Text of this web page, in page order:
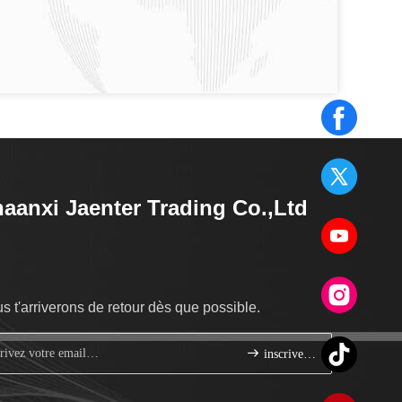
Jaenter Trading Co.,Ltd
t'arriverons de retour dès que possible.
inscrivez-vous